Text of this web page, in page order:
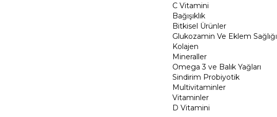
C Vitamini
Bağışıklık
Bitkisel Ürünler
Glukozamin Ve Eklem Sağlığı
Kolajen
Mineraller
Omega 3 ve Balık Yağları
Sindirim Probiyotik
Multivitaminler
Vitaminler
D Vitamini